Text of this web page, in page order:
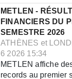
METLEN -
FINANCIERS DU
SEMESTRE 2026
ATHÈNES et
6 2026 15:34
METLEN affiche
records au premier